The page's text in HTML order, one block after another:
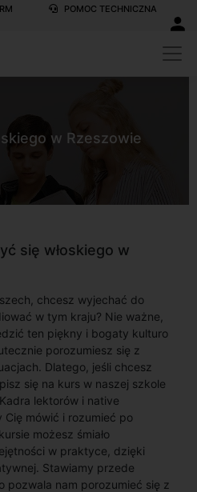
POMOC TECHNICZNA
w Rzeszowie
się włoskiego w
chcesz wyjechać do
w tym kraju? Nie ważne,
ten piękny i bogaty kulturo
porozumiesz się z
Dlatego, jeśli chcesz
się na kurs w naszej szkole
lektorów i native
Cię mówić i rozumieć po
możesz śmiało
w praktyce, dzięki
Stawiamy przede
pozwala nam porozumieć się z